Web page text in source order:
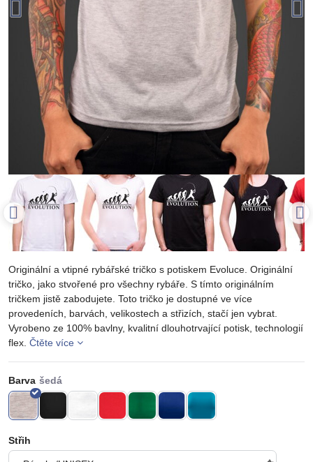
Originální a vtipné rybářské tričko s potiskem Evoluce. Originální
tričko, jako stvořené pro všechny rybáře. S tímto originálním
tričkem jistě zabodujete. Toto tričko je dostupné ve více
provedeních, barvách, velikostech a střizích, stačí jen vybrat.
Vyrobeno ze 100% bavlny, kvalitní dlouhotrvající potisk, technologií
flex. Čtěte více
Barva
Střih